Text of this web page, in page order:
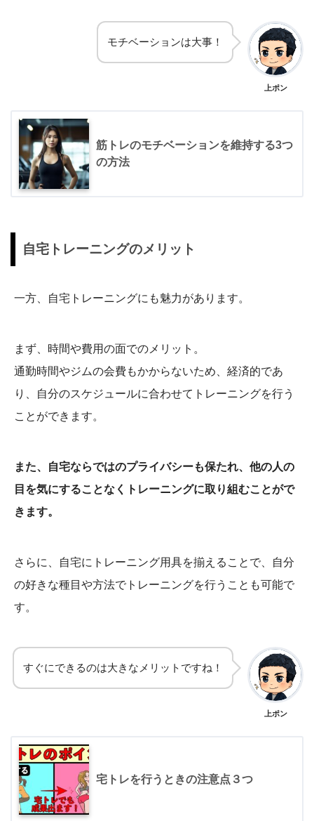
モチベーションは大事！
上ポン
筋トレのモチベーションを維持する3つ
の方法
自宅トレーニングのメリット
一方、自宅トレーニングにも魅力があります。
まず、時間や費用の面でのメリット。
通勤時間やジムの会費もかからないため、経済的であ
り、自分のスケジュールに合わせてトレーニングを行う
ことができます。
また、自宅ならではのプライバシーも保たれ、他の人の
目を気にすることなくトレーニングに取り組むことがで
きます。
さらに、自宅にトレーニング用具を揃えることで、自分
の好きな種目や方法でトレーニングを行うことも可能で
す。
すぐにできるのは大きなメリットですね！
上ポン
宅トレを行うときの注意点３つ